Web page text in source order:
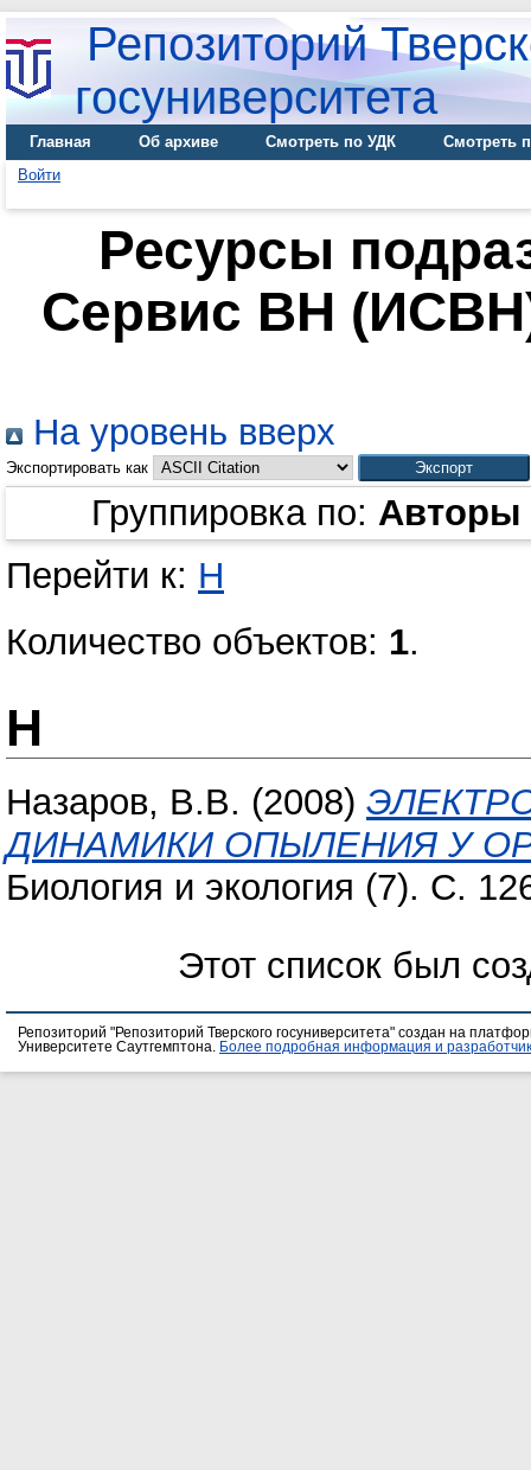
Репозиторий
госуниверситета
Главная Об архиве Смотреть по УДК
Смотреть
Войти
Ресурсы
Сервис ВН
На уровень вверх
Экспортировать как
Группировка по: Авторы
Перейти к: Н
Количество объектов: 1.
Н
Назаров, В.В. (2008)
ДИНАМИКИ ОПЫЛЕНИЯ У
Биология и экология (7). С.
Этот список был
Репозиторий "Репозиторий Тверского госуниверситета" создан на
Университете Саутгемптона.
Более подробная информация и